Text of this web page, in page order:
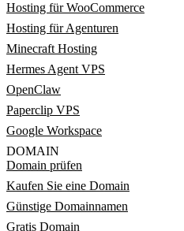
Hosting für WooCommerce
Hosting für Agenturen
Minecraft Hosting
Hermes Agent VPS
OpenClaw
Paperclip VPS
Google Workspace
DOMAIN
Domain prüfen
Kaufen Sie eine Domain
Günstige Domainnamen
Gratis Domain